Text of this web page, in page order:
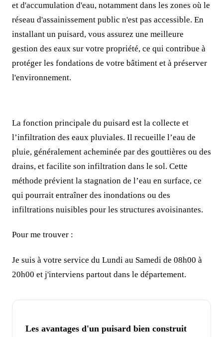
et d'accumulation d'eau, notamment dans les zones où le
réseau d'assainissement public n'est pas accessible. En
installant un puisard, vous assurez une meilleure
gestion des eaux sur votre propriété, ce qui contribue à
protéger les fondations de votre bâtiment et à préserver
l'environnement.
La fonction principale du puisard est la collecte et
l’infiltration des eaux pluviales. Il recueille l’eau de
pluie, généralement acheminée par des gouttières ou des
drains, et facilite son infiltration dans le sol. Cette
méthode prévient la stagnation de l’eau en surface, ce
qui pourrait entraîner des inondations ou des
infiltrations nuisibles pour les structures avoisinantes.
Pour me trouver :
Je suis à votre service du Lundi au Samedi de 08h00 à
20h00 et j'interviens partout dans le département.
Les avantages d'un puisard bien construit